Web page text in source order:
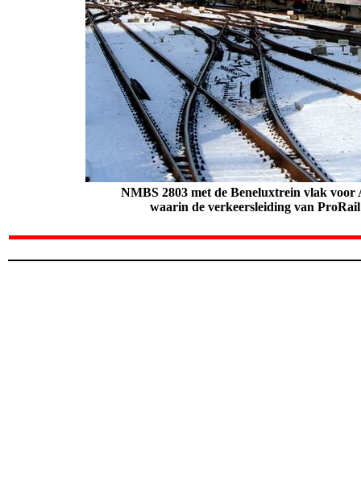
NMBS 2803 met de Beneluxtrein vlak voor
waarin de verkeersleiding van